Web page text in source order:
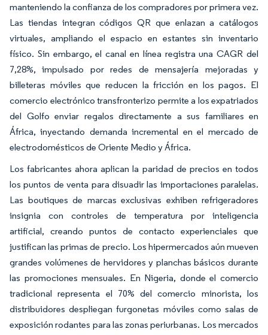
manteniendo la confianza de los compradores por primera vez.
Las tiendas integran códigos QR que enlazan a catálogos
virtuales, ampliando el espacio en estantes sin inventario
físico. Sin embargo, el canal en línea registra una CAGR del
7,28%, impulsado por redes de mensajería mejoradas y
billeteras móviles que reducen la fricción en los pagos. El
comercio electrónico transfronterizo permite a los expatriados
del Golfo enviar regalos directamente a sus familiares en
África, inyectando demanda incremental en el mercado de
electrodomésticos de Oriente Medio y África.
Los fabricantes ahora aplican la paridad de precios en todos
los puntos de venta para disuadir las importaciones paralelas.
Las boutiques de marcas exclusivas exhiben refrigeradores
insignia con controles de temperatura por inteligencia
artificial, creando puntos de contacto experienciales que
justifican las primas de precio. Los hipermercados aún mueven
grandes volúmenes de hervidores y planchas básicos durante
las promociones mensuales. En Nigeria, donde el comercio
tradicional representa el 70% del comercio minorista, los
distribuidores despliegan furgonetas móviles como salas de
exposición rodantes para las zonas periurbanas. Los mercados